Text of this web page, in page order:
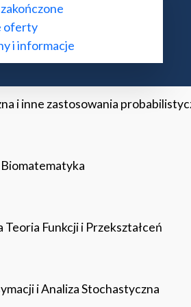
oferty
i informacje
Stochastyczne
i inne zastosowania
Biomatematyka
Funkcji i Przekształceń
i Analiza Stochastyczna